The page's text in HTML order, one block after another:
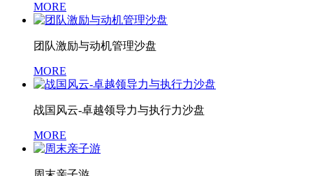
MORE
团队激励与动机管理沙盘
MORE
战国风云-卓越领导力与执行力沙盘
MORE